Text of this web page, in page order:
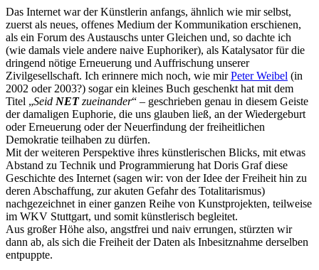
Das Internet war der Künstlerin anfangs, ähnlich wie mir selbst,
zuerst als neues, offenes Medium der Kommunikation erschienen,
als ein Forum des Austauschs unter Gleichen und, so dachte ich
(wie damals viele andere naive Euphoriker), als Katalysator für die
dringend nötige Erneuerung und Auffrischung unserer
Zivilgesellschaft. Ich erinnere mich noch, wie mirPeter Weibel (in
2002 oder 2003?) sogar ein kleines Buch geschenkt hat mit dem
Titel „Seid NETzueinander“ – geschrieben genau in diesem Geiste
der damaligen Euphorie, die uns glauben ließ, an der Wiedergeburt
oder Erneuerung oder der Neuerfindung der freiheitlichen
Demokratie teilhaben zu dürfen.
Mit der weiteren Perspektive ihres künstlerischen Blicks, mit etwas
Abstand zu Technik und Programmierung hat Doris Graf diese
Geschichte des Internet (sagen wir: von der Idee der Freiheit hin zu
deren Abschaffung, zur akuten Gefahr des Totalitarismus)
nachgezeichnet in einer ganzen Reihe von Kunstprojekten, teilweise
im WKV Stuttgart, und somit künstlerisch begleitet.
Aus großer Höhe also, angstfrei und naiv errungen, stürzten wir
dann ab, als sich die Freiheit der Daten als Inbesitznahme derselben
entpuppte.